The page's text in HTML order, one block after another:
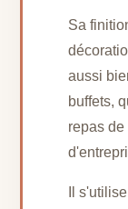
Sa
aussi
buffets,
repas
Il